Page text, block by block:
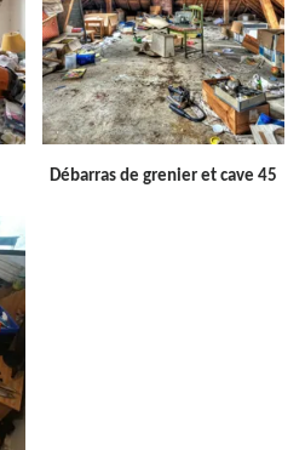
Débarras de grenier et cave 45